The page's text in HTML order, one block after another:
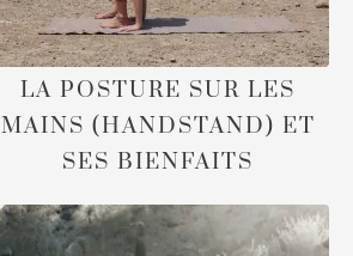
LA POSTURE SUR LES
MAINS (HANDSTAND) ET
SES BIENFAITS